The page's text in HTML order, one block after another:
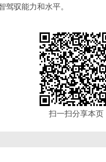
驾驭能力和水平。
扫一扫分享本页